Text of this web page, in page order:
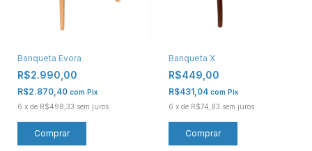
Banqueta Evora
R$2.990,00
R$2.870,40 com Pix
6 x de R$498,33 sem juros
Comprar
Banqueta X
R$449,00
R$431,04 com Pix
6 x de R$74,83 sem juros
Comprar